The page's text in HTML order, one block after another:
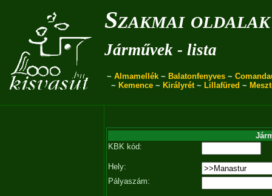
Szakmai oldalak
Járművek - lista
~ Almamellék ~ Balatonfenyves ~
~ Kemence~ Királyrét~ Lillafüred ~
KBK kód:
Hely:
Pályaszám: